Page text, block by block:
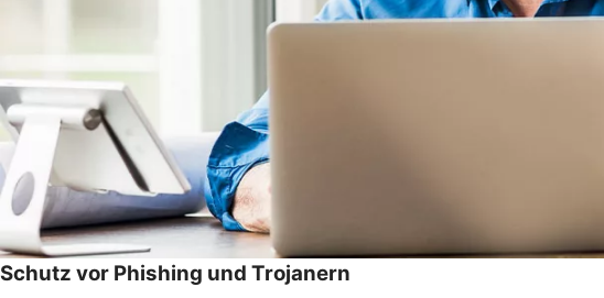
Schutz vor Phishing und Trojanern